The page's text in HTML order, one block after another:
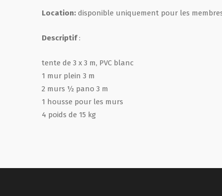
Location: disponible uniquement pour les
Descriptif:
tente de 3 x 3 m, PVC blanc
1 mur plein 3 m
2 murs ½ pano 3 m
1 housse pour les murs
4 poids de 15 kg